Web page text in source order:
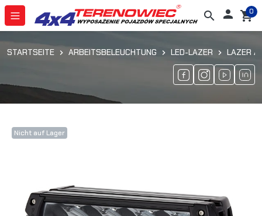
search  shopping_cart
0
STARTSEITE ARBEITSBELEUCHTUNG LED-LAZER LAZER
Nicht auf Lager